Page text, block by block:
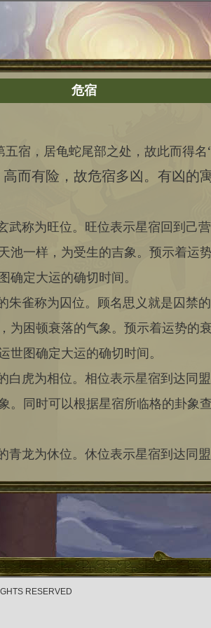
危宿
宿，居龟蛇尾部之处，故此而得名
而有险，故危宿多凶。有凶的
武称为旺位。旺位表示星宿回到己
池一样，为受生的吉象。预示着运
确定大运的确切时间。
朱雀称为囚位。顾名思义就是囚禁
为困顿衰落的气象。预示着运势的
世图确定大运的确切时间。
白虎为相位。相位表示星宿到达同
。同时可以根据星宿所临格的卦象
青龙为休位。休位表示星宿到达同
。同时可以根据星宿所临格的卦象
远能量越小，行度距离正位越近能
RESERVED